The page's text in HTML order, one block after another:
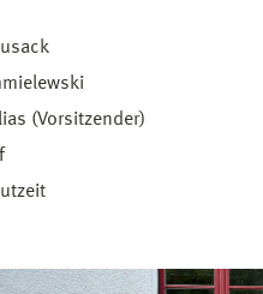
(Vorsitzender)